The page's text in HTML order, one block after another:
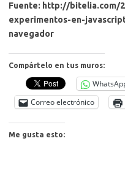
Fuente: http://bitelia.com/
experimentos-en-
navegador
Compártelo en tus muros:
Correo electrónico
Me gusta esto: